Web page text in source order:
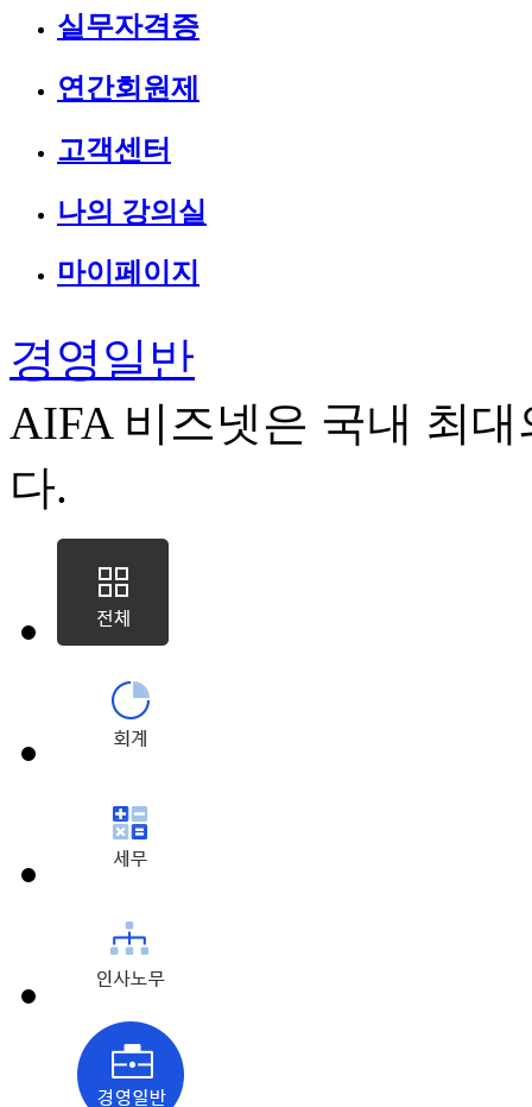
실무자격증
연간회원제
고객센터
나의 강의실
마이페이지
경영일반
AIFA 비즈넷은 국내 최
다.